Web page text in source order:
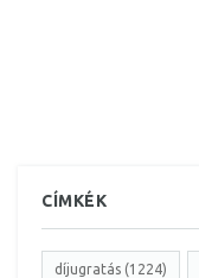
CÍMKÉK
díjugratás (1224)